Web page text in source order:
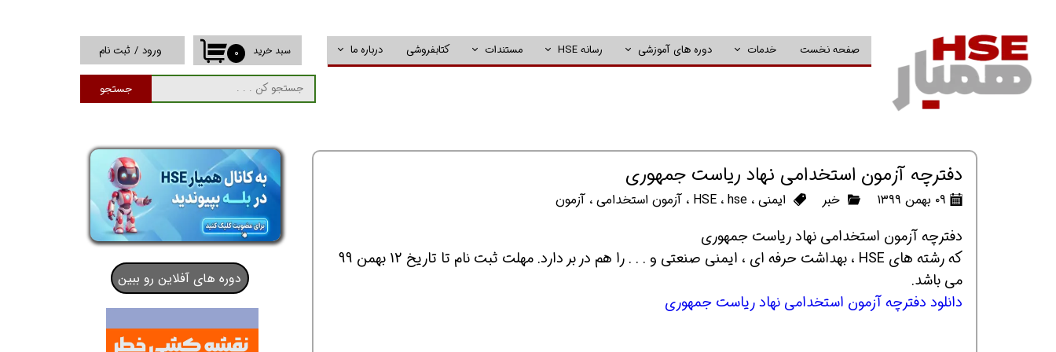
صفحه نخست خدمات دوره های آموزشی رسانه HSE
پادکست Safety Cast
مستندات کتابفروشی درباره ما
جستجو
۰ سبد خرید ورود / ثبت نام
حساب کاربری من
تغییر گذر واژه
خروج از حساب
کاربری
دفترچه آزمون استخدامی نهاد ریاست جمهوری
۰۹ بهمن ۱۳۹۹ خبر ایمنی، HSE ،hse ، آزمون استخدامی، آزمون
دفترچه آزمون استخدامی نهاد ریاست جمهوری
که رشته های HSE ، بهداشت حرفه ای ، ایمنی صنعتی و . . . را هم در بر دارد. مهلت ثبت نام تا تاریخ 12 بهمن 99
می باشد.
دانلود دفترچه آزمون استخدامی نهاد ریاست جمهوری
دوره های آفلاین رو ببین